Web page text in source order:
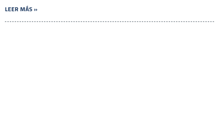
LEER MÁS »